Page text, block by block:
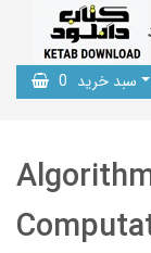
سبد خرید 0